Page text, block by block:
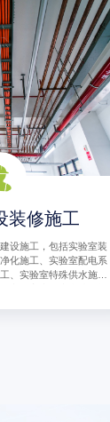
装修施工
设施工，包括实验室装
化施工、实验室配电系
、实验室特殊供水施